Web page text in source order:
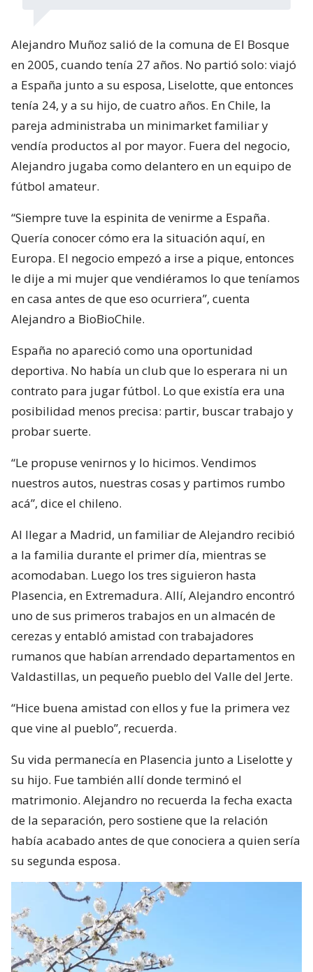
Alejandro Muñoz salió de la comuna de El Bosque
en 2005, cuando tenía 27 años. No partió solo: viajó
a España junto a su esposa, Liselotte, que entonces
tenía 24, y a su hijo, de cuatro años. En Chile, la
pareja administraba un minimarket familiar y
vendía productos al por mayor. Fuera del negocio,
Alejandro jugaba como delantero en un equipo de
fútbol amateur.
“Siempre tuve la espinita de venirme a España.
Quería conocer cómo era la situación aquí, en
Europa. El negocio empezó a irse a pique, entonces
le dije a mi mujer que vendiéramos lo que teníamos
en casa antes de que eso ocurriera”, cuenta
Alejandro a BioBioChile.
España no apareció como una oportunidad
deportiva. No había un club que lo esperara ni un
contrato para jugar fútbol. Lo que existía era una
posibilidad menos precisa: partir, buscar trabajo y
probar suerte.
“Le propuse venirnos y lo hicimos. Vendimos
nuestros autos, nuestras cosas y partimos rumbo
acá”, dice el chileno.
Al llegar a Madrid, un familiar de Alejandro recibió
a la familia durante el primer día, mientras se
acomodaban. Luego los tres siguieron hasta
Plasencia, en Extremadura. Allí, Alejandro encontró
uno de sus primeros trabajos en un almacén de
cerezas y entabló amistad con trabajadores
rumanos que habían arrendado departamentos en
Valdastillas, un pequeño pueblo del Valle del Jerte.
“Hice buena amistad con ellos y fue la primera vez
que vine al pueblo”, recuerda.
Su vida permanecía en Plasencia junto a Liselotte y
su hijo. Fue también allí donde terminó el
matrimonio. Alejandro no recuerda la fecha exacta
de la separación, pero sostiene que la relación
había acabado antes de que conociera a quien sería
su segunda esposa.